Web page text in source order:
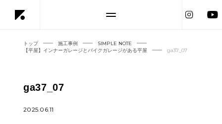
トップ 施工事例
SIMPLE NOTE
【平屋】インナーガレージとバイクガレージがある平屋
ga37_07
ga37_07
2025.06.11